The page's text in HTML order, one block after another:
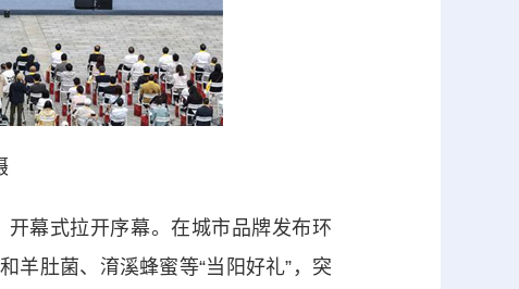
幕式拉开序幕。在城市品牌发布环
羊肚菌、淯溪蜂蜜等“当阳好礼”，突